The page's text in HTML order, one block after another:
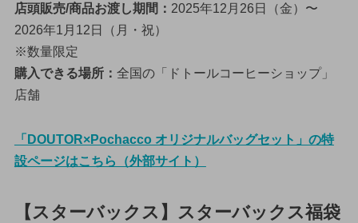
店頭販売/商品お渡し期間： 2025年12月26日（金）〜
2026年1月12日（月・祝）
※数量限定
購入できる場所： 全国の「ドトールコーヒーショップ」
店舗
「DOUTOR×Pochacco オリジナルバッグセット」の特
設ページはこちら（外部サイト）
【スターバックス】スターバックス福袋